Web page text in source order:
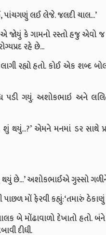
,પાંચગણું લઈ લેજે. જલદી ચાલ...’
જોયું કે ગામનો રસ્તો હજુ એવો
રહે છે...
રહ્યો હતો. કોઈ એક શબ્દ
પડી ગયું. અશોકભાઇ અને
શું થયું...?’ એમને મનમાં ડર સાથે
થયું છે...’અશોકભાઈએ ગુસ્સો ગળીને
મોં ફેરવી કહ્યું:‘તમારું
બે મોંઢાવાળો દેખાતો હતો.
દીધી.